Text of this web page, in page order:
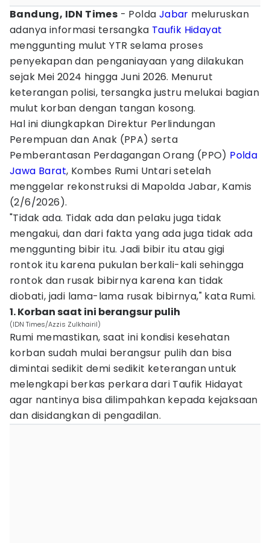
Bandung, IDN Times - Polda Jabar meluruskan
adanya informasi tersangka Taufik Hidayat
menggunting mulut YTR selama proses
penyekapan dan penganiayaan yang dilakukan
sejak Mei 2024 hingga Juni 2026. Menurut
keterangan polisi, tersangka justru melukai bagian
mulut korban dengan tangan kosong.
Hal ini diungkapkan Direktur Perlindungan
Perempuan dan Anak (PPA) serta
Pemberantasan Perdagangan Orang (PPO) Polda
Jawa Barat, Kombes Rumi Untari setelah
menggelar rekonstruksi di Mapolda Jabar, Kamis
(2/6/2026).
"Tidak ada. Tidak ada dan pelaku juga tidak
mengakui, dan dari fakta yang ada juga tidak ada
menggunting bibir itu. Jadi bibir itu atau gigi
rontok itu karena pukulan berkali-kali sehingga
rontok dan rusak bibirnya karena kan tidak
diobati, jadi lama-lama rusak bibirnya," kata Rumi.
1. Korban saat ini berangsur pulih
(IDN Times/Azzis Zulkhairil)
Rumi memastikan, saat ini kondisi kesehatan
korban sudah mulai berangsur pulih dan bisa
dimintai sedikit demi sedikit keterangan untuk
melengkapi berkas perkara dari Taufik Hidayat
agar nantinya bisa dilimpahkan kepada kejaksaan
dan disidangkan di pengadilan.